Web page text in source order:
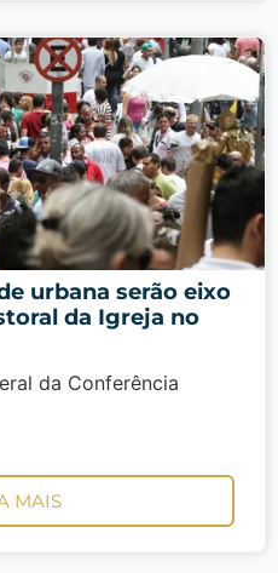
urbana serão eixo
da Igreja no
da Conferência
MAIS